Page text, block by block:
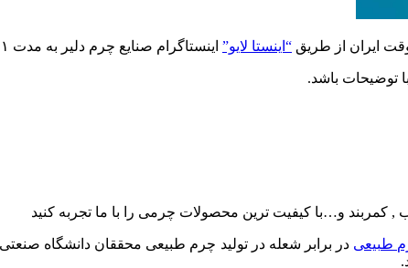
“اینستا لایو” اینستاگرام صنایع چرم دلیر به مدت ۱ ساعت به طور مستقیم و زنده تماشاگر نمایشگاه باشید.
توضیحات باشد.
و…با کیفیت ترین محصولات چرمی را با ما تجربه کنید
طبیعی در برابر شعله در تولید چرم طبیعی محققان دانشگاه